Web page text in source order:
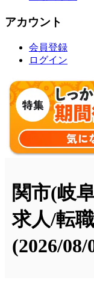
アカウント
会員登録
ログイン
関市(岐
求人/転
(2026/